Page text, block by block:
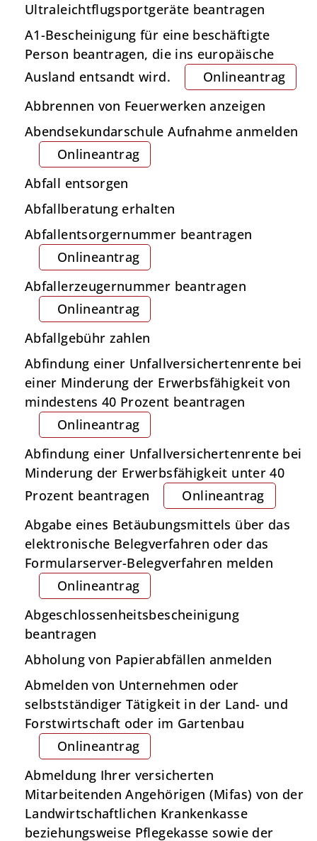
Ultraleichtflugsportgeräte beantragen
A1-Bescheinigung für eine beschäftigte
Person beantragen, die ins europäische
Ausland entsandt wird.
Onlineantrag
Abbrennen von Feuerwerken anzeigen
Abendsekundarschule Aufnahme anmelden
Onlineantrag
Abfall entsorgen
Abfallberatung erhalten
Abfallentsorgernummer beantragen
Onlineantrag
Abfallerzeugernummer beantragen
Onlineantrag
Abfallgebühr zahlen
Abfindung einer Unfallversichertenrente bei
einer Minderung der Erwerbsfähigkeit von
mindestens 40 Prozent beantragen
Onlineantrag
Abfindung einer Unfallversichertenrente bei
Minderung der Erwerbsfähigkeit unter 40
Prozent beantragen
Onlineantrag
Abgabe eines Betäubungsmittels über das
elektronische Belegverfahren oder das
Formularserver-Belegverfahren melden
Onlineantrag
Abgeschlossenheitsbescheinigung
beantragen
Abholung von Papierabfällen anmelden
Abmelden von Unternehmen oder
selbstständiger Tätigkeit in der Land- und
Forstwirtschaft oder im Gartenbau
Onlineantrag
Abmeldung Ihrer versicherten
Mitarbeitenden Angehörigen (Mifas) von der
Landwirtschaftlichen Krankenkasse
beziehungsweise Pflegekasse sowie der